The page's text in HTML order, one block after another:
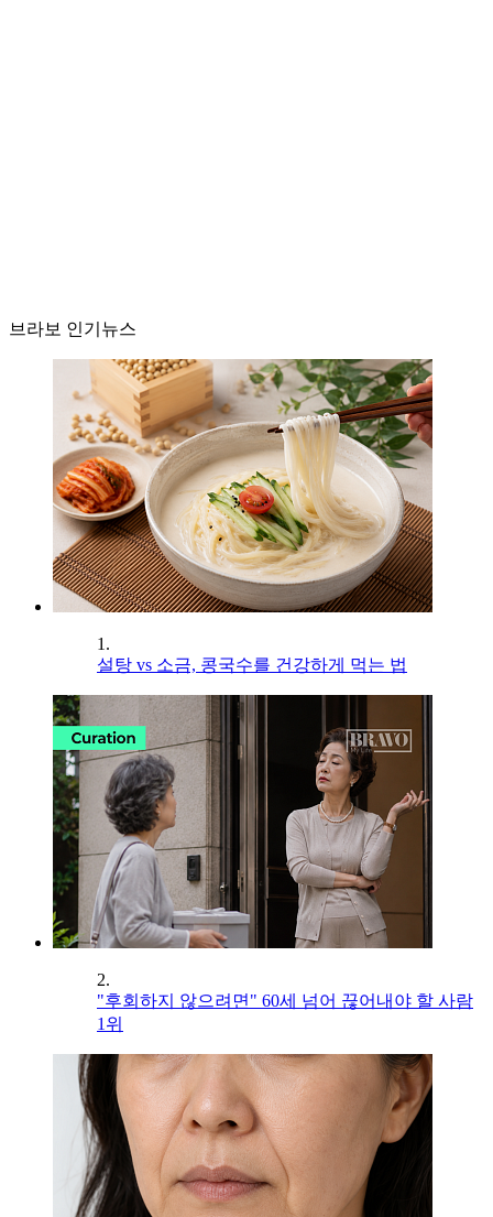
브라보 인기뉴스
1.
설탕 vs 소금, 콩국수를 건강하게 먹는 법
2.
"후회하지 않으려면" 60세 넘어 끊어내야 할 사람
1위